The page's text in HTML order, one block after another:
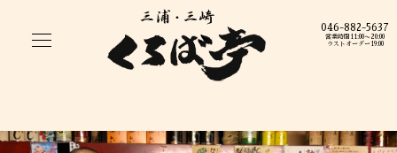
046-882-5637
営業時間11:00〜20:00
ラストオーダー19:00